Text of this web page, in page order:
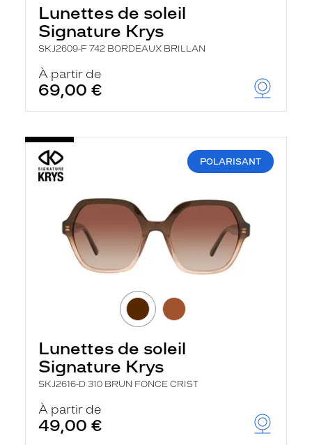
Lunettes de soleil
Signature Krys
SKJ2609-F 742 BORDEAUX BRILLAN
À partir de
69,00 €
POLARISANT
Lunettes de soleil
Signature Krys
SKJ2616-D 310 BRUN FONCE CRIST
À partir de
49,00 €